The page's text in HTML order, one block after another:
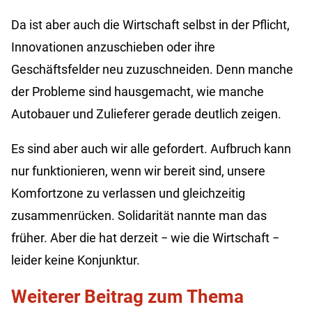
Da ist aber auch die Wirtschaft selbst in der Pflicht,
Innovationen anzuschieben oder ihre
Geschäftsfelder neu zuzuschneiden. Denn manche
der Probleme sind hausgemacht, wie manche
Autobauer und Zulieferer gerade deutlich zeigen.
Es sind aber auch wir alle gefordert. Aufbruch kann
nur funktionieren, wenn wir bereit sind, unsere
Komfortzone zu verlassen und gleichzeitig
zusammenrücken. Solidarität nannte man das
früher. Aber die hat derzeit − wie die Wirtschaft −
leider keine Konjunktur.
Weiterer Beitrag zum Thema